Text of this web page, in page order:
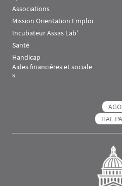
Associations
Mission Orientation Emploi
Incubateur Assas Lab'
Santé
Handicap
Aides financières et sociale
s
HAL